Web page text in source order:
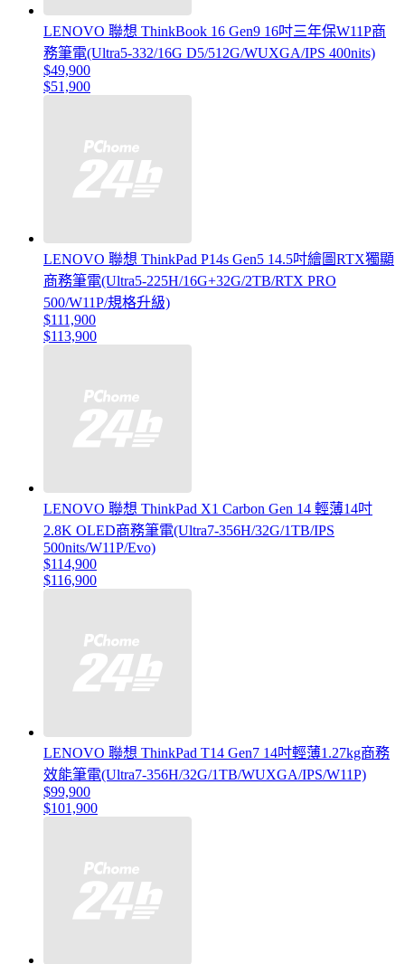
LENOVO 聯想 ThinkBook 16 Gen9 16吋三年保W11P商
務筆電(Ultra5-332/16G D5/512G/WUXGA/IPS 400nits)
$49,900
$51,900
LENOVO 聯想 ThinkPad P14s Gen5 14.5吋繪圖RTX獨顯
商務筆電(Ultra5-225H/16G+32G/2TB/RTX PRO
500/W11P/規格升級)
$111,900
$113,900
LENOVO 聯想 ThinkPad X1 Carbon Gen 14 輕薄14吋
2.8K OLED商務筆電(Ultra7-356H/32G/1TB/IPS
500nits/W11P/Evo)
$114,900
$116,900
LENOVO 聯想 ThinkPad T14 Gen7 14吋輕薄1.27kg商務
效能筆電(Ultra7-356H/32G/1TB/WUXGA/IPS/W11P)
$99,900
$101,900